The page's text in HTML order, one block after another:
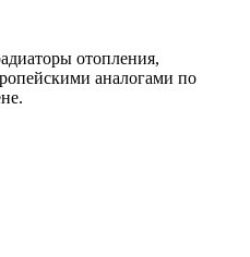
отопления,
аналогами по